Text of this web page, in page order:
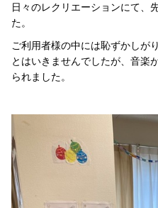
日々のレクリエーションにて、
た。
ご利用者様の中には恥ずかしが
とはいきませんでしたが、 音楽
られました。